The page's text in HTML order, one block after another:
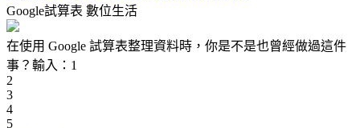
Google試算表 數位生活
在使用 Google 試算表整理資料時，你是不是也曾經做過這件
事？輸入：1
2
3
4
5